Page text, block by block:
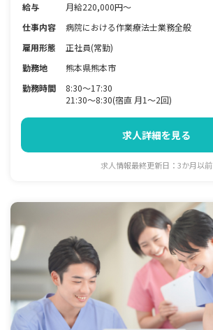
給与
月給220,000円～
仕事内容
病院における作業療法士業務全般
雇用形態
正社員(常勤)
勤務地
熊本県熊本市
勤務時間
8:30～17:30
21:30～8:30(宿直 月1～2回)
求人詳細を見る
求人情報最終更新日：3か月以前